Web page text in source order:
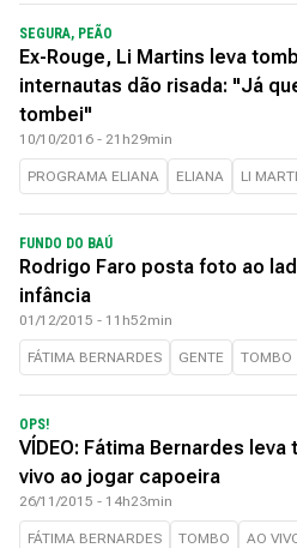
SEGURA, PEÃO
Ex-Rouge, Li Martins leva
internautas dão risada: "Já
tombei"
10/10/2016 - 21h29min
PROGRAMA ELIANA ELIANA LI
FUNDO DO BAÚ
Rodrigo Faro posta foto ao
infância
01/12/2015 - 11h52min
FÁTIMA BERNARDES GENTE TOMBO
OPS!
VÍDEO: Fátima Bernardes leva
vivo ao jogar capoeira
26/11/2015 - 14h23min
FÁTIMA BERNARDES TOMBO AO